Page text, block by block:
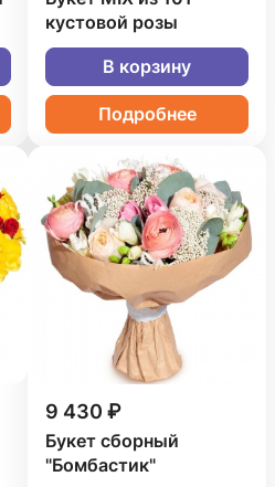
кустовой розы
В корзину
Подробнее
9 430 ₽
Букет сборный
"Бомбастик"